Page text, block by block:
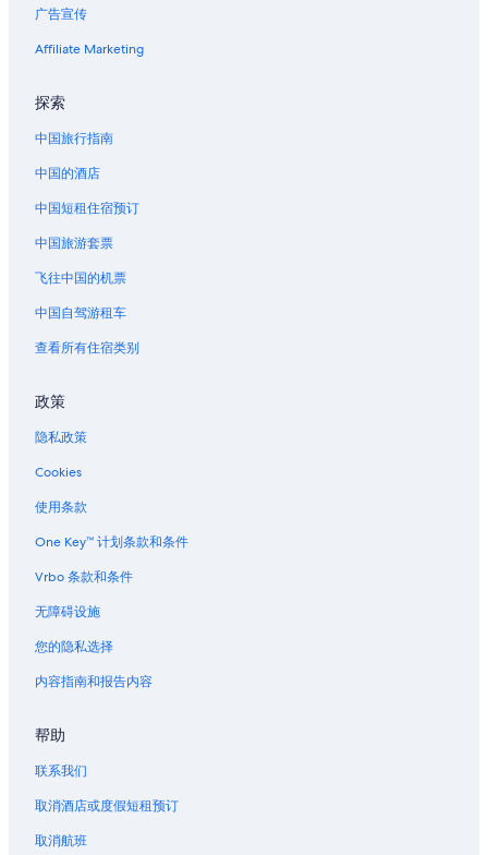
广告宣传
Affiliate Marketing
探索
中国旅行指南
中国的酒店
中国短租住宿预订
中国旅游套票
飞往中国的机票
中国自驾游租车
查看所有住宿类别
政策
隐私政策
Cookies
使用条款
One Key™ 计划条款和条件
Vrbo 条款和条件
无障碍设施
您的隐私选择
内容指南和报告内容
帮助
联系我们
取消酒店或度假短租预订
取消航班